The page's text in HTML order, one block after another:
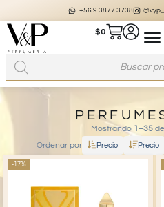
+56 9 3877 3738
$0
Mostrando 1–35 de
Ordenar por
Precio Precio
-17%